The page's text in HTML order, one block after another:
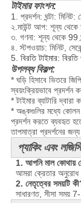
টাইমার ফাংশন:
1. প্রদর্শন: ঘন্টা:
২.মাউন্ট আপ: শূন্য থেকে
৩. গণনা: শূন্য থেকে 99
৪. স্টপওয়াচ: মিনিট,
5. বিরতি টাইমার:
উপলব্ধ বিকল্প:
* ঘড়ি হিসাবে ভিতরে
স্বয়ংক্রিয়ভাবে প্রদর্শন
* টাইমার ব্যাটারি
* অঙ্কগুলির মধ্যে কোলন
প্রদর্শন করতে ব্যবহৃত
তাপমাত্রা প্রদর্শনের
প্যাকিং এবং
1. আপনি মাল কোথায়
আমরা ক্রেতার অনুরোধ
2. নেতৃত্বের সময়টি
সাধারণত, সীসা সময়